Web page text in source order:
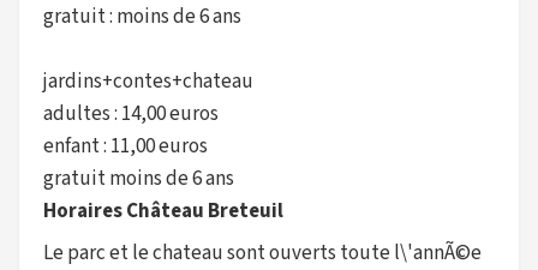
gratuit : moins de 6 ans
jardins+contes+chateau
adultes : 14,00 euros
enfant : 11,00 euros
gratuit moins de 6 ans
Horaires Château Breteuil
Le parc et le chateau sont ouverts toute l\'annÃ©e